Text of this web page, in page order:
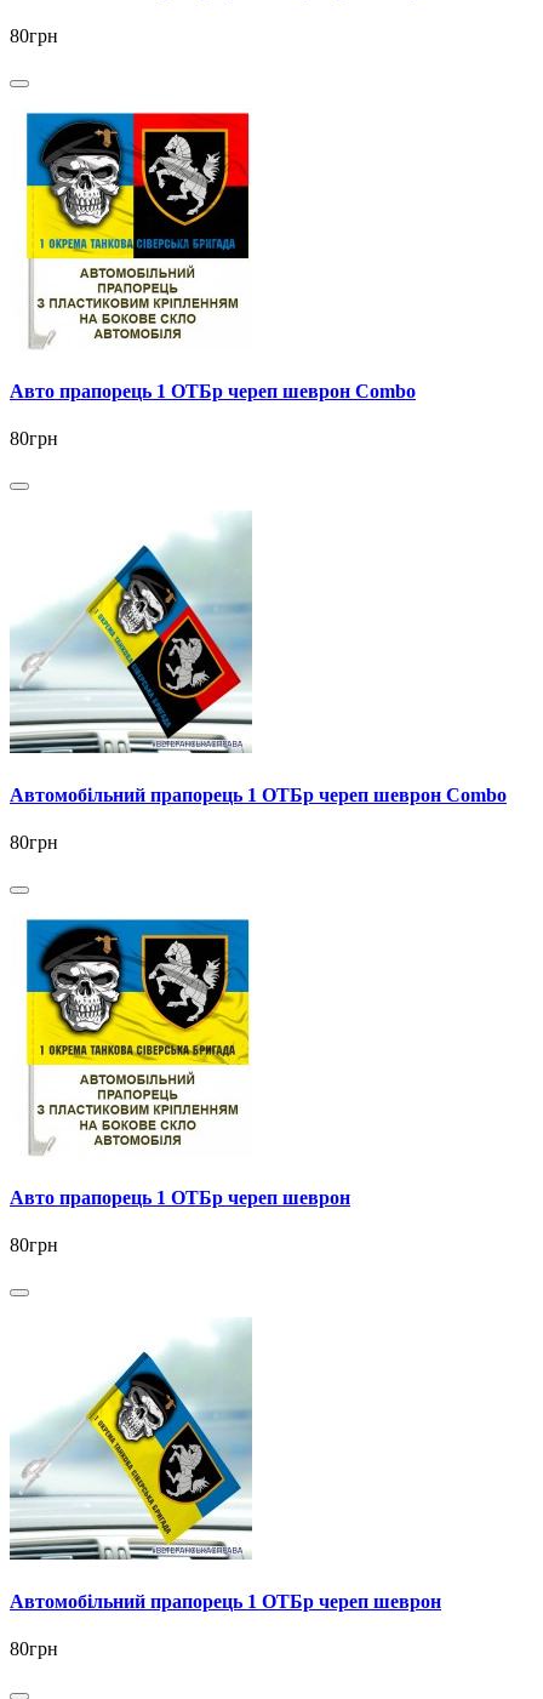
80грн
Авто прапорець 1 ОТБр череп шеврон Combo
80грн
Автомобільний прапорець 1 ОТБр череп шеврон Combo
80грн
Авто прапорець 1 ОТБр череп шеврон
80грн
Автомобільний прапорець 1 ОТБр череп шеврон
80грн